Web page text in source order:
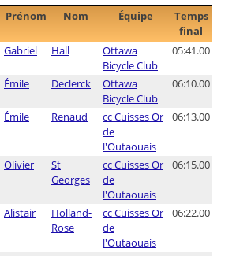
Prénom Nom Équipe
Temps
final
Gabriel Hall
Ottawa
Bicycle Club
05:41.00
Émile Declerck
Ottawa
Bicycle Club
06:10.00
Émile Renaud
cc Cuisses Or
de
l'Outaouais
06:13.00
Olivier
St
Georges
cc Cuisses Or
de
l'Outaouais
06:15.00
Alistair
Holland-
Rose
cc Cuisses Or
de
l'Outaouais
06:22.00